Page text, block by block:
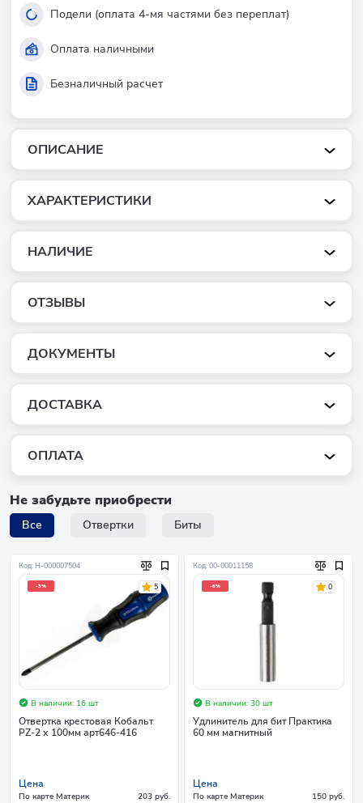
ОПИСАНИЕ
ХАРАКТЕРИСТИКИ
НАЛИЧИЕ
ОТЗЫВЫ
ДОКУМЕНТЫ
ДОСТАВКА
ОПЛАТА
Подели (оплата 4-мя частями без переплат)
Оплата наличными
Безналичный расчет
Не забудьте приобрести
Все Отвертки Биты
Код: Н-000007504
-3% 5
В наличии: 16 шт
Отвертка крестовая Кобальт
PZ-2 х 100мм арт646-416
Цена
По карте Материк
203 руб.
Код: 00-00011158
-6% 0
В наличии: 30 шт
Удлинитель для бит Практика
60 мм магнитный
Цена
По карте Материк
150 руб.